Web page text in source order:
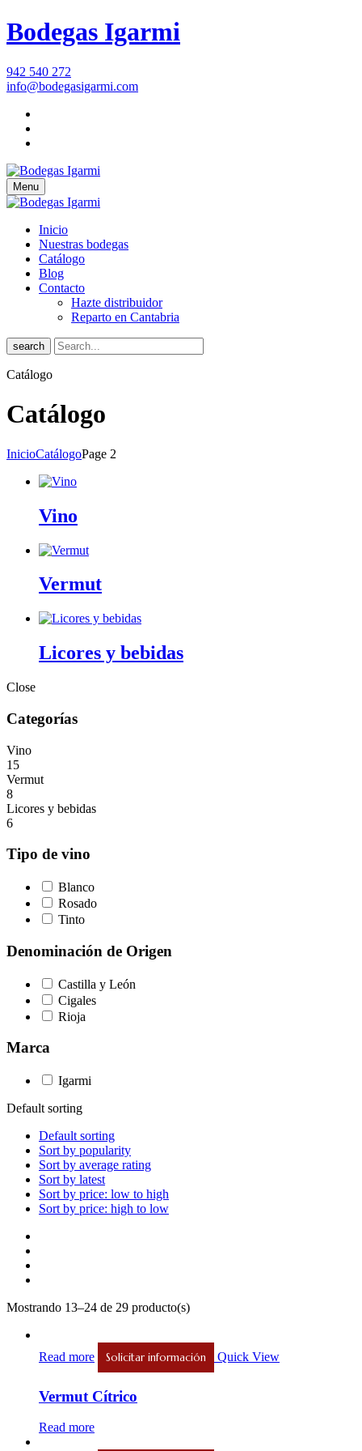
Bodegas Igarmi
942 540 272
info@bodegasigarmi.com
Menu
Inicio
Nuestras bodegas
Catálogo
Blog
Contacto
Hazte distribuidor
Reparto en Cantabria
search
Catálogo
Catálogo
InicioCatálogoPage 2
Vino
Vermut
Licores y bebidas
Close
Categorías
Vino
15
Vermut
8
Licores y bebidas
6
Tipo de vino
Blanco
Rosado
Tinto
Denominación de Origen
Castilla y León
Cigales
Rioja
Marca
Igarmi
Default sorting
Default sorting
Sort by popularity
Sort by average rating
Sort by latest
Sort by price: low to high
Sort by price: high to low
Mostrando 13–24 de 29 producto(s)
Read more Solicitar información Quick View
Vermut Cítrico
Read more